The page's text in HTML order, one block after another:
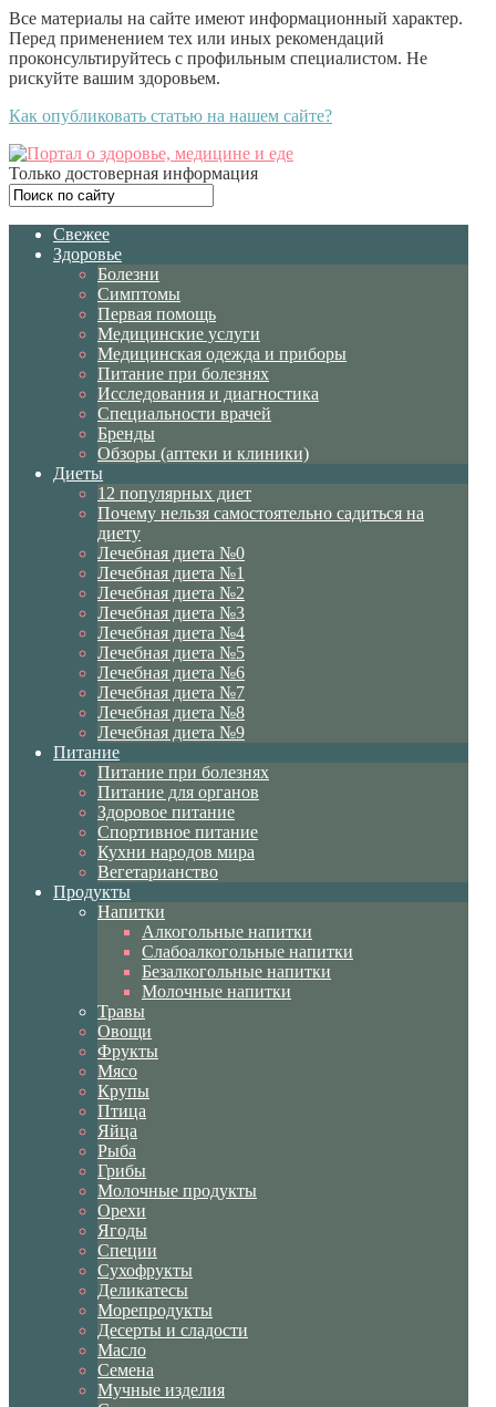
Все материалы на сайте имеют информационный характер.
Перед применением тех или иных рекомендаций
проконсультируйтесь с профильным специалистом. Не
рискуйте вашим здоровьем.
Как опубликовать статью на нашем сайте?
Только достоверная информация
Свежее
Здоровье
Болезни
Симптомы
Первая помощь
Медицинские услуги
Медицинская одежда и приборы
Питание при болезнях
Исследования и диагностика
Специальности врачей
Бренды
Обзоры (аптеки и клиники)
Диеты
12 популярных диет
Почему нельзя самостоятельно садиться на
диету
Лечебная диета №0
Лечебная диета №1
Лечебная диета №2
Лечебная диета №3
Лечебная диета №4
Лечебная диета №5
Лечебная диета №6
Лечебная диета №7
Лечебная диета №8
Лечебная диета №9
Питание
Питание при болезнях
Питание для органов
Здоровое питание
Спортивное питание
Кухни народов мира
Вегетарианство
Продукты
Напитки
Алкогольные напитки
Слабоалкогольные напитки
Безалкогольные напитки
Молочные напитки
Травы
Овощи
Фрукты
Мясо
Крупы
Птица
Яйца
Рыба
Грибы
Молочные продукты
Орехи
Ягоды
Специи
Сухофрукты
Деликатесы
Морепродукты
Десерты и сладости
Масло
Семена
Мучные изделия